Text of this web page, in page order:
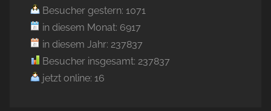
Besucher gestern: 1071
in diesem Monat: 6917
in diesem Jahr: 237837
Besucher insgesamt: 237837
jetzt online: 16